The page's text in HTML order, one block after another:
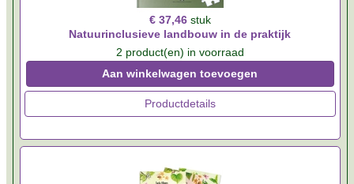
€ 37,46 stuk
Natuurinclusieve landbouw in de praktijk
2 product(en) in voorraad
Aan winkelwagen toevoegen
Productdetails